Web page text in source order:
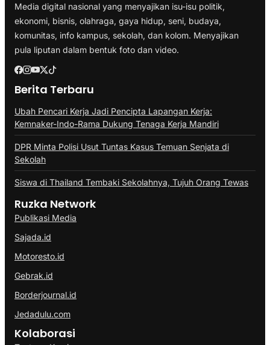
Media digital nasional yang menyajikan isu-isu politik,
ekonomi, bisnis, olahraga, gaya hidup, seni, budaya,
komunitas, info kampus, sekolah, dan kolom. Menyajikan
pula liputan dalam bentuk foto dan video.
Berita Terbaru
Ubah Pencari Kerja Jadi Pencipta Lapangan Kerja:
Kemnaker-Indo-Rama Dukung Tenaga Kerja Mandiri
DPR Minta Polisi Usut Tuntas Kasus Temuan Senjata di
Sekolah
Siswa di Thailand Tembaki Sekolahnya, Tujuh Orang Tewas
Ruzka Network
Publikasi Media
Sajada.id
Motoresto.id
Gebrak.id
Borderjournal.id
Jedadulu.com
Kolaborasi